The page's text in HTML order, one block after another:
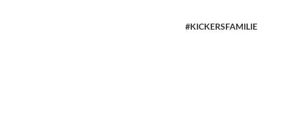
#KICKERSFAMILIE